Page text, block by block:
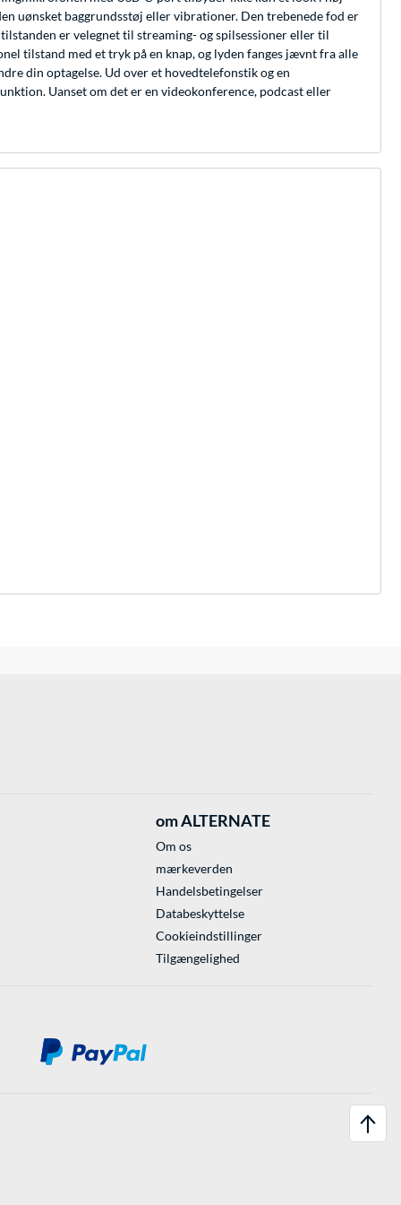
uønsket baggrundsstøj eller vibrationer. Den trebenede fod er
er velegnet til streaming- og spilsessioner eller til
tilstand med et tryk på en knap, og lyden fanges jævnt fra alle
din optagelse. Ud over et hovedtelefonstik og en
Uanset om det er en videokonference, podcast eller
om ALTERNATE
Om os
mærkeverden
Handelsbetingelser
Databeskyttelse
Cookieindstillinger
Tilgængelighed